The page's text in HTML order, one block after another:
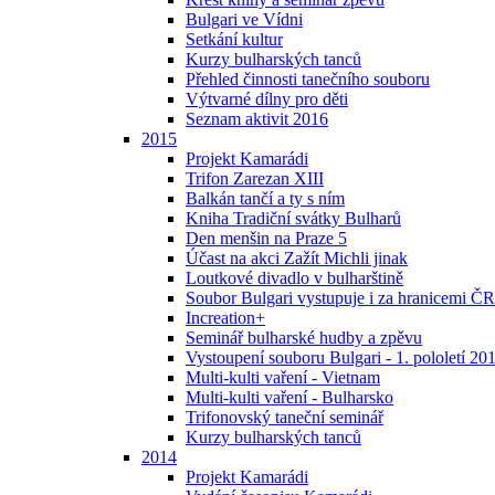
Bulgari ve Vídni
Setkání kultur
Kurzy bulharských tanců
Přehled činnosti tanečního souboru
Výtvarné dílny pro děti
Seznam aktivit 2016
2015
Projekt Kamarádi
Trifon Zarezan XIII
Balkán tančí a ty s ním
Kniha Tradiční svátky Bulharů
Den menšin na Praze 5
Účast na akci Zažít Michli jinak
Loutkové divadlo v bulharštině
Soubor Bulgari vystupuje i za hranicemi ČR
Increation+
Seminář bulharské hudby a zpěvu
Vystoupení souboru Bulgari - 1. pololetí
Multi-kulti vaření - Vietnam
Multi-kulti vaření - Bulharsko
Trifonovský taneční seminář
Kurzy bulharských tanců
2014
Projekt Kamarádi